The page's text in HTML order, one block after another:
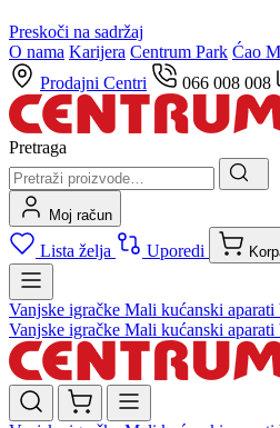
Preskoči na sadržaj
O nama Karijera Centrum Park Ćao
Prodajni Centri
066 008 008
Pretraga
Moj račun
Lista želja Uporedi
Vanjske igračke Mali kućanski aparati
Vanjske igračke Mali kućanski aparati